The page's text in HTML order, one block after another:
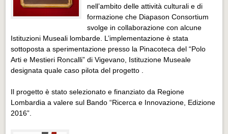
nell’ambito delle attività culturali e di
formazione che Diapason Consortium
svolge in collaborazione con alcune
Istituzioni Museali lombarde. L’implementazione è stata
sottoposta a sperimentazione presso la Pinacoteca del “Polo
Arti e Mestieri Roncalli” di Vigevano, Istituzione Museale
designata quale caso pilota del progetto .
Il progetto è stato selezionato e finanziato da Regione
Lombardia a valere sul Bando “Ricerca e Innovazione, Edizione
2016”.